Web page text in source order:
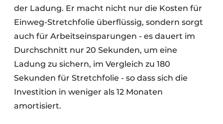
der Ladung. Er macht nicht nur die Kosten für
Einweg-Stretchfolie überflüssig, sondern sorgt
auch für Arbeitseinsparungen - es dauert im
Durchschnitt nur 20 Sekunden, um eine
Ladung zu sichern, im Vergleich zu 180
Sekunden für Stretchfolie - so dass sich die
Investition in weniger als 12 Monaten
amortisiert.